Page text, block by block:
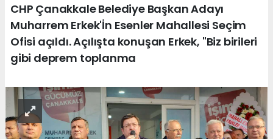
CHP Çanakkale Belediye Başkan Adayı
Muharrem Erkek'İn Esenler Mahallesi Seçim
Ofisi açıldı. Açılışta konuşan Erkek, "Biz birileri
gibi deprem toplanma